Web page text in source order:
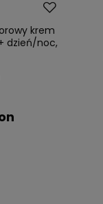
krem
dzień/noc,